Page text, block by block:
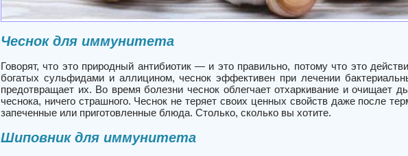
Чеснок для иммунитета
Говорят, что это природный антибиотик — и это правильно, потому что это
богатых сульфидами и аллицином, чеснок эффективен при лечении
предотвращает их. Во время болезни чеснок облегчает отхаркивание и очищает
чеснока, ничего страшного. Чеснок не теряет своих ценных свойств даже после
запеченные или приготовленные блюда. Столько, сколько вы хотите.
Шиповник для иммунитета